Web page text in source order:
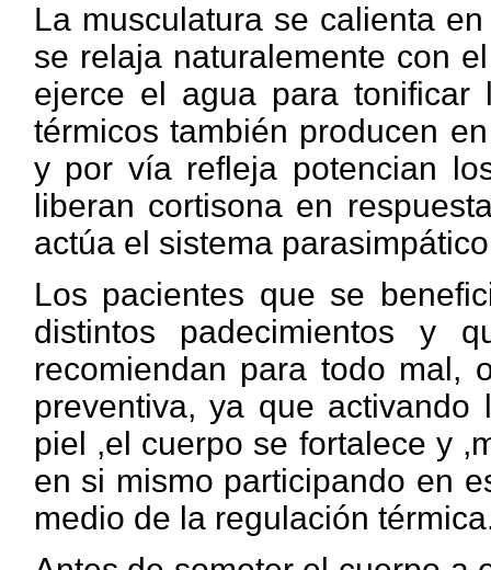
La musculatura se calienta
se relaja naturalemente con
ejerce el agua para tonificar
térmicos también producen
y por vía refleja potencian
liberan cortisona en
actúa el sistema
Los pacientes que se
distintos padecimientos y
recomiendan para todo mal,
preventiva, ya que
piel ,el cuerpo se fortalece y
en si mismo participando en
medio de la regulación